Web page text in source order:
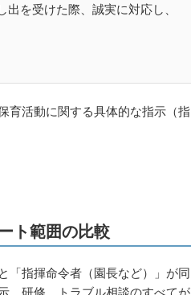
を受けた際、誠実に対応し、
育活動に関する具体的な指示（指
ト範囲の比較
「指揮命令者（園長など）」が同
、研修、トラブル相談のすべてが